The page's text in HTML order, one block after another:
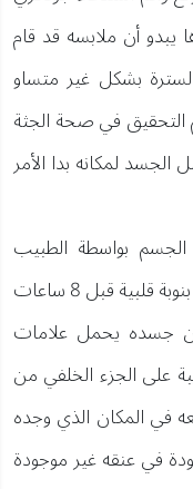
يبدو أن ملابسه قد قام
بشكل غير متساو
في صحة الجثة
لمكانه بدا الأمر
بواسطة الطبيب
الشرعي فيبدو أنه قد مات على إثر إصابته بنوبة قلبية قبل 8 ساعات
جسده يحمل علامات
على الجزء الخلفي من
في المكان الذي وجده
في عنقه غير موجودة